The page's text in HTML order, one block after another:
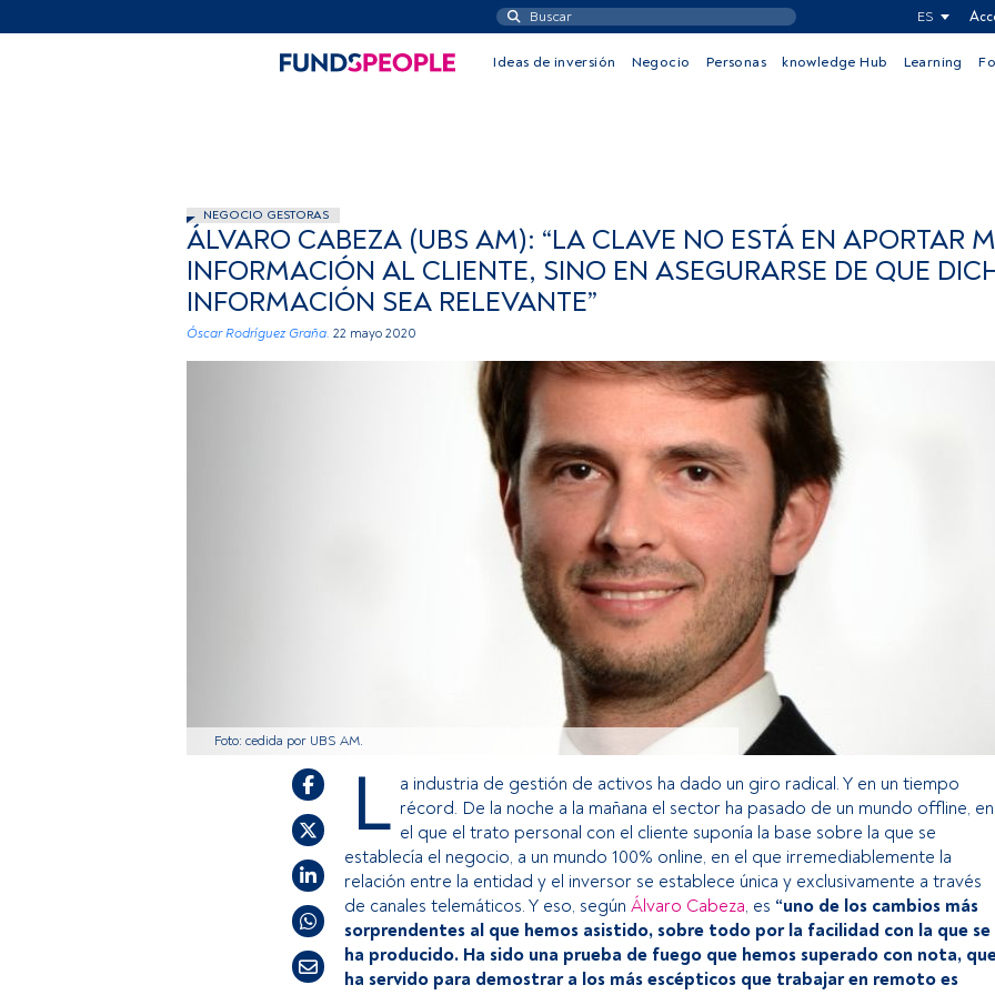
ES
Ideas de inversión Negocio Personas knowledge Hub Learning
NEGOCIO GESTORAS
ÁLVARO CABEZA (UBS AM): “LA CLAVE NO ESTÁ EN APORTAR
INFORMACIÓN AL CLIENTE, SINO EN ASEGURARSE DE QUE
INFORMACIÓN SEA RELEVANTE”
Óscar Rodríguez Graña. 22 mayo 2020
Foto: cedida por UBS AM.
L a industria de gestión de activos ha dado un giro radical. Y en un tiempo
récord. De la noche a la mañana el sector ha pasado de un mundo offline, en
el que el trato personal con el cliente suponía la base sobre la que se
establecía el negocio, a un mundo 100% online, en el que irremediablemente la
relación entre la entidad y el inversor se establece única y exclusivamente a través
de canales telemáticos. Y eso, según Álvaro Cabeza, es “uno de los cambios más
sorprendentes al que hemos asistido, sobre todo por la facilidad con la que se
ha producido. Ha sido una prueba de fuego que hemos superado con nota,
ha servido para demostrar a los más escépticos que trabajar en remoto es